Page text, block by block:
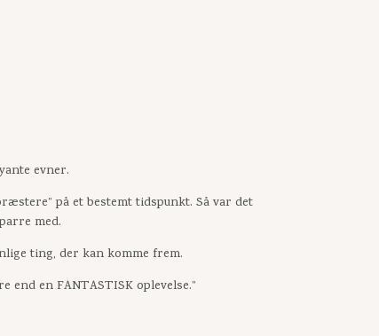
evner.
på et bestemt tidspunkt. Så var det
med.
ting, der kan komme frem.
en FANTASTISK oplevelse.”